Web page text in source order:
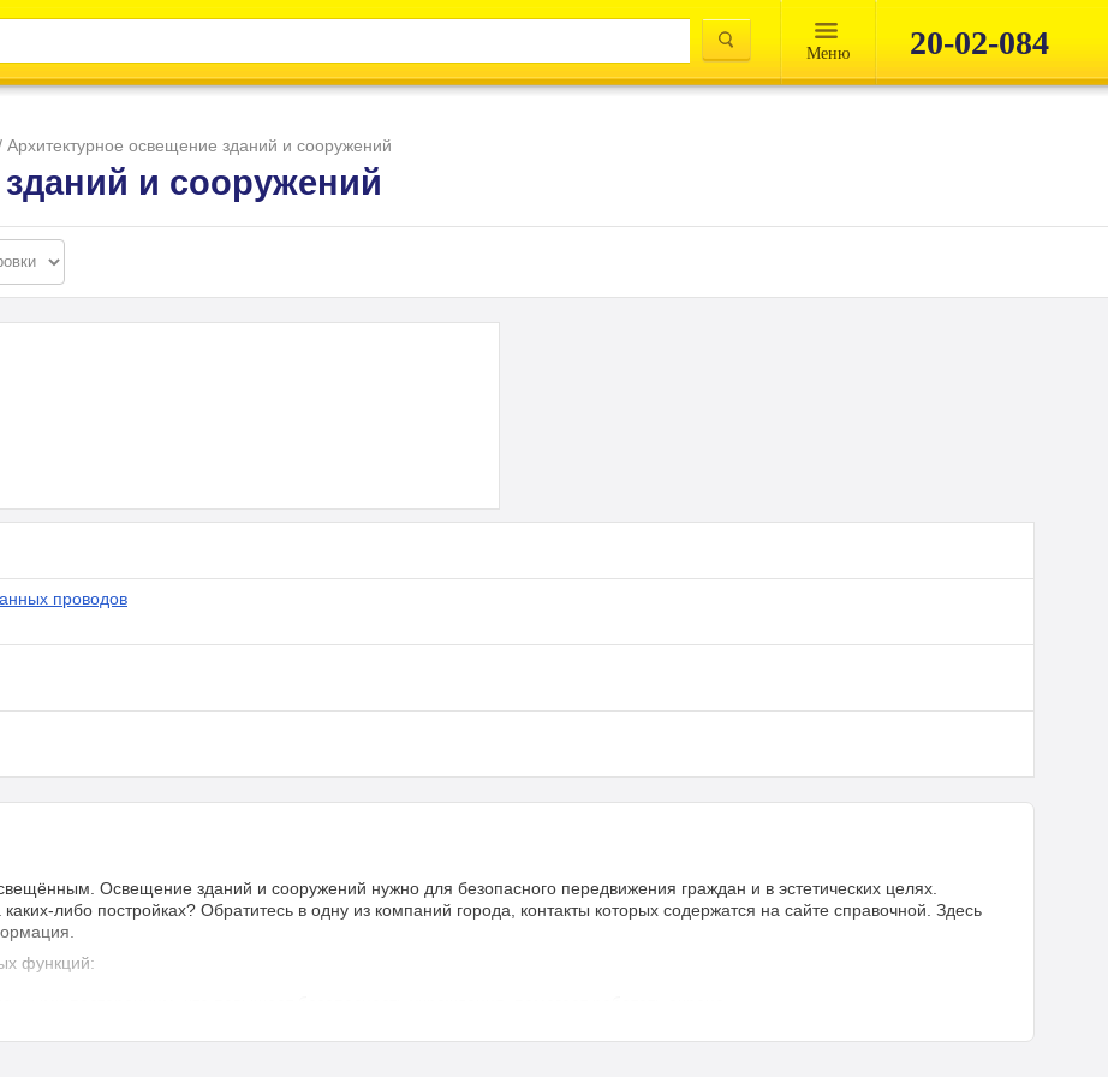
Mеню 20-02-084
Архитектурное освещение зданий и сооружений
и сооружений
проводов
Освещение зданий и сооружений нужно для безопасного передвижения граждан и в эстетических целях.
либо постройках? Обратитесь в одну из компаний города, контакты которых содержатся на сайте справочной. Здесь
функций: